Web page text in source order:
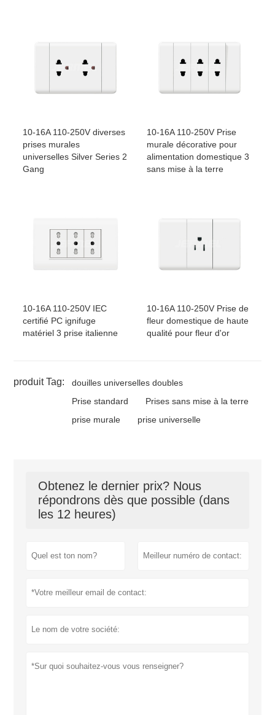
10-16A 110-250V diverses
prises murales
universelles Silver Series 2
Gang
10-16A 110-250V Prise
murale décorative pour
alimentation domestique 3
sans mise à la terre
10-16A 110-250V IEC
certifié PC ignifuge
matériel 3 prise italienne
10-16A 110-250V Prise de
fleur domestique de haute
qualité pour fleur d'or
produit Tag:
douilles universelles doubles
Prise standard
Prises sans mise à la terre
prise murale
prise universelle
Obtenez le dernier prix? Nous
répondrons dès que possible (dans
les 12 heures)